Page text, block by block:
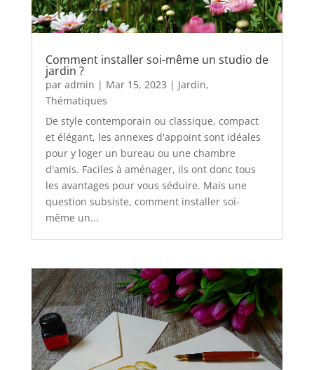
Comment installer soi-même un studio de
jardin ?
par admin | Mar 15, 2023 | Jardin,
Thématiques
De style contemporain ou classique, compact
et élégant, les annexes d'appoint sont idéales
pour y loger un bureau ou une chambre
d'amis. Faciles à aménager, ils ont donc tous
les avantages pour vous séduire. Mais une
question subsiste, comment installer soi-
même un...